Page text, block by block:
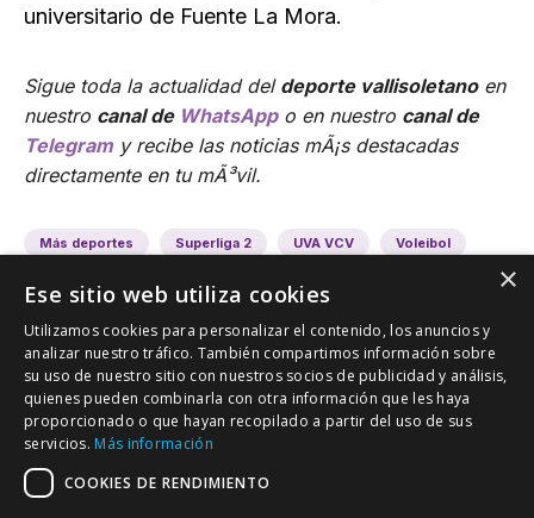
universitario de Fuente La Mora.
Sigue toda la actualidad del deporte vallisoletanoen
nuestro canal de WhatsAppo en nuestro canal de
Telegramy recibe las noticias mÃ¡s destacadas
directamente en tu mÃ³vil.
Más deportes Superliga 2 UVA VCV Voleibol
VALLADOLID DEPORTIVO
×
Ese sitio web utiliza cookies
Utilizamos cookies para personalizar el contenido, los anuncios y
analizar nuestro tráfico. También compartimos información sobre
su uso de nuestro sitio con nuestros socios de publicidad y análisis,
quienes pueden combinarla con otra información que les haya
proporcionado o que hayan recopilado a partir del uso de sus
servicios. Más información
COOKIES DE RENDIMIENTO